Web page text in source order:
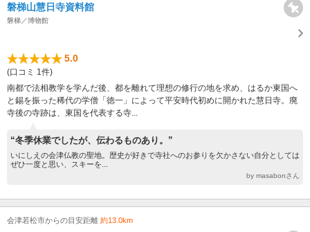
磐梯山慧日寺資料館
磐梯／博物館
5.0
(口コミ 1件)
南都で法相教学を学んだ後、都を離れて理想の修行の地を求め、はるか東国へ
と錫を振った稀代の学僧「徳一」によって平安時代初めに開かれた慧日寺。廃
寺後の寺跡は、東国を代表する寺...
“冬季休業でしたが、伝わるものあり。”
いにしえの会津仏教の聖地。歴史が好きで寺社へのお参りを欠かさない自分としては
ぜひ一度と思い、スキーを...
by masabonさん
会津若松市からの目安距離 約13.0km